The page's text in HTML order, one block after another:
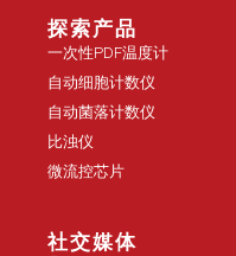
探索产品
一次性PDF温度计
自动细胞计数仪
自动菌落计数仪
比浊仪
微流控芯片
社交媒体